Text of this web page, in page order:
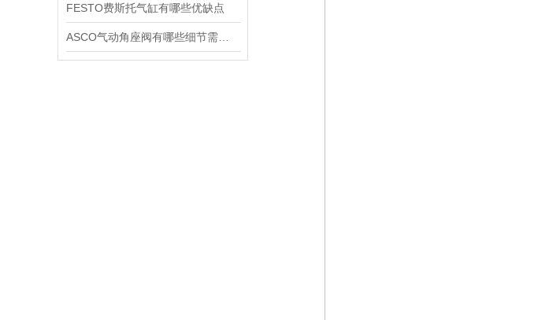
FESTO费斯托气缸有哪些优缺点